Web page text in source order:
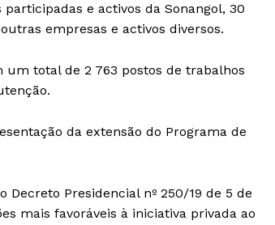
e activos da Sonangol, 30
empresas e activos diversos.
total de 2 763 postos de trabalhos
da extensão do Programa de
Decreto Presidencial nº 250/19 de 5 de
mais favoráveis à iniciativa privada ao